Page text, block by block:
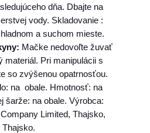
dňa. Dbajte na
vody. Skladovanie :
a suchom mieste.
Mačke nedovoľte žuvať
materiál. Pri manipulácii s
so zvýšenou opatrnosťou.
na obale. Hmotnosť: na
šarže: na obale. Výrobca:
Limited, Thajsko,
Thajsko.